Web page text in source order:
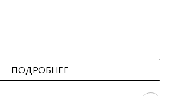
ПОДРОБНЕЕ